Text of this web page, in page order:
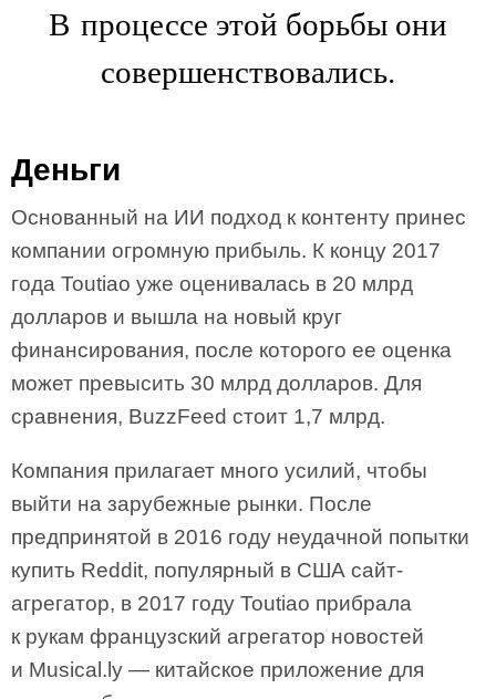
В процессе этой борьбы они
совершенствовались.
Деньги
Основанный на ИИ подход к контенту принес
компании огромную прибыль. К концу 2017
года Toutiao уже оценивалась в 20 млрд
долларов и вышла на новый круг
финансирования, после которого ее оценка
может превысить 30 млрд долларов. Для
сравнения, BuzzFeed стоит 1,7 млрд.
Компания прилагает много усилий, чтобы
выйти на зарубежные рынки. После
предпринятой в 2016 году неудачной попытки
купить Reddit, популярный в США сайт-
агрегатор, в 2017 году Toutiao прибрала
к рукам французский агрегатор новостей
и Musical.ly — китайское приложение для